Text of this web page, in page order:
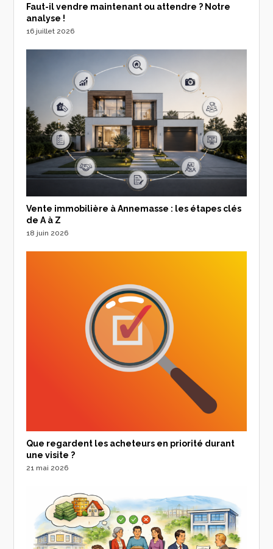
Faut-il vendre maintenant ou attendre ? Notre
analyse !
16 juillet 2026
Vente immobilière à Annemasse : les étapes clés
de A à Z
18 juin 2026
Que regardent les acheteurs en priorité durant
une visite ?
21 mai 2026